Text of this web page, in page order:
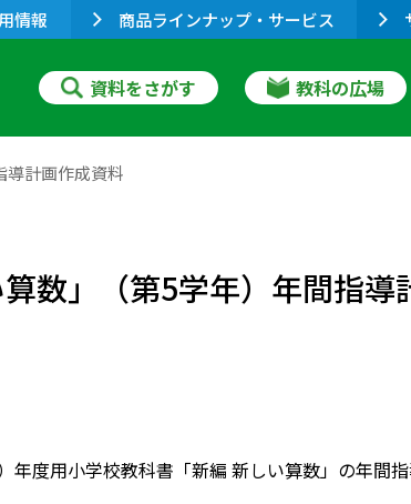
情報 商品ラインナップ・サービス
資料をさがす 教科の広場
導計画作成資料
数」（第5学年）年間指導
年度用小学校教科書「新編 新しい算数」の年間指